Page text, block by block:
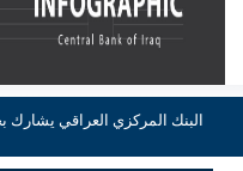
البنك المركزي العراقي يشارك